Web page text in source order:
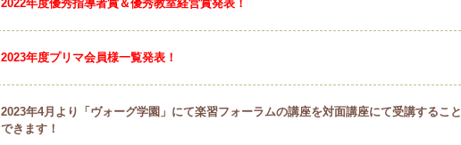
2022年度優秀指導者賞＆優秀教室経営賞発表！
2023年度プリマ会員様一覧発表！
2023年4月より「ヴォーグ学園」にて楽習フォーラムの講座を対面講座にて受講するこ
できます！